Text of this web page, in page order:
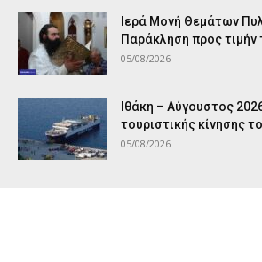
Ιερά Μονή Θεμάτων
Παράκληση προς τιμήν
05/08/2026
Ιθάκη – Αύγουστος
τουριστικής κίνησης
05/08/2026